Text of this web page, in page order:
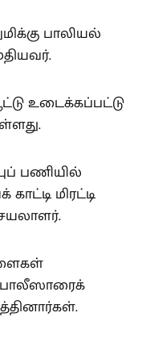
பாலியல்
உடைக்கப்பட்டு
பணியில்
மிரட்டி
போலீஸாரைக்